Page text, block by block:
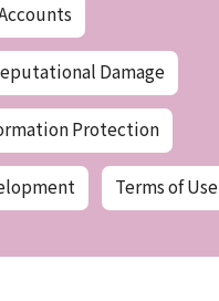
Damage
Protection
Terms of Use